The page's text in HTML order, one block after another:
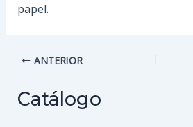
papel.
Navegación
entradas
ANTERIOR
Catálogo